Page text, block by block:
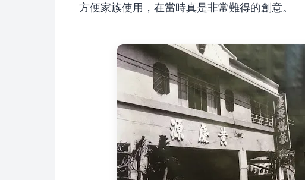
方便家族使用，在當時真是非常難得的創意。